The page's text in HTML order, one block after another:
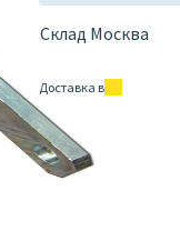
Склад Москва
Доставка в